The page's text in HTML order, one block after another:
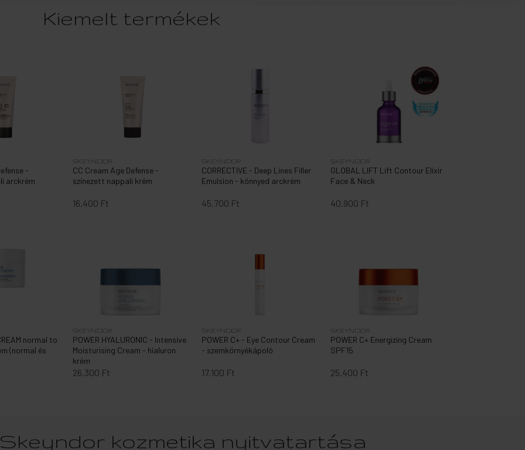
Kiemelt termékek
-
arckrém
CC Cream Age Defense -
színezett nappali krém
SKEYNDOR
16.400 Ft
CORRECTIVE - Deep Lines Filler
Emulsion - könnyed arckrém
SKEYNDOR
45.700 Ft
GLOBAL LIFT Lift Contour Elixir
Face & Neck
SKEYNDOR
40.900 Ft
normal to
(normal és
POWER HYALURONIC - Intensive
Moisturising Cream - hialuron
krém
SKEYNDOR
26.300 Ft
POWER C+ - Eye Contour Cream
- szemkörnyékápoló
SKEYNDOR
17.100 Ft
POWER C+ Energizing Cream
SPF15
SKEYNDOR
25.400 Ft
kozmetika nyitvatartása